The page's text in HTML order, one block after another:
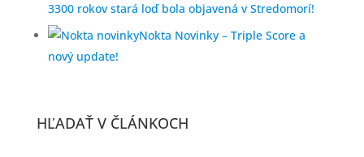
3300 rokov stará loď bola objavená v Stredomorí!
Nokta Novinky – Triple Score a
nový update!
HĽADAŤ V ČLÁNKOCH